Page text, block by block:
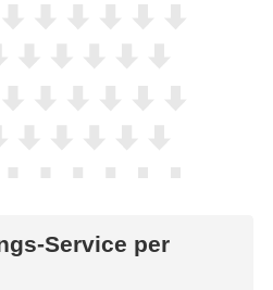
Service per